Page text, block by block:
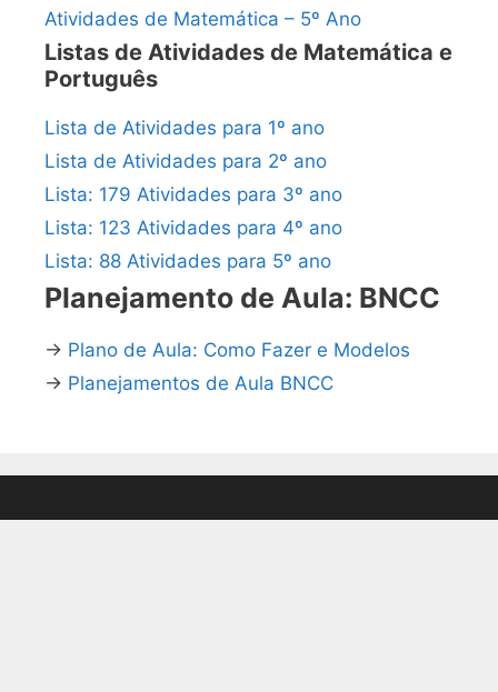
Atividades de Matemática – 5º Ano
Listas de Atividades de Matemática e
Português
Lista de Atividades para 1º ano
Lista de Atividades para 2º ano
Lista: 179 Atividades para 3º ano
Lista: 123 Atividades para 4º ano
Lista: 88 Atividades para 5º ano
Planejamento de Aula: BNCC
→ Plano de Aula: Como Fazer e Modelos
→ Planejamentos de Aula BNCC